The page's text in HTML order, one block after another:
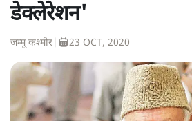
डेक्लेरेशन'
जम्मू कश्मीर 23 OCT, 2020